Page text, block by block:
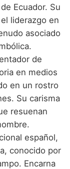
Ecuador. Su
liderazgo en
asociado
de
en medios
en un rostro
Su carisma
resuenan
español,
conocido por
Encarna